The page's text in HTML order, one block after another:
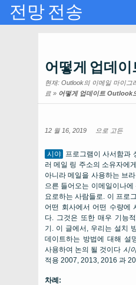
어떻게 업데이
현재: Outlook의 이메일 마이그
료 » 어떻게 업데이트 Outlook
12 월 16, 2019 으로 고든
시야
프로그램이 사서함과
러 메일 링 주소의 소유자에
아니라 메일을 사용하는 브
으른 들어오는 이메일이나
요로하는 사람들로. 이 프로
어떤 회사에서 어떤 수량에
다. 그것은 또한 매우 기능
기. 이 글에서, 우리는 설치
데이트하는 방법에 대해 설
사용하여 논의 될 것이다 시
적용 2007, 2013, 2016 과
차례:
전망 전송